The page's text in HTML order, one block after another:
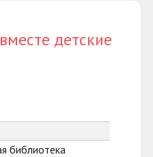
детские
библиотека